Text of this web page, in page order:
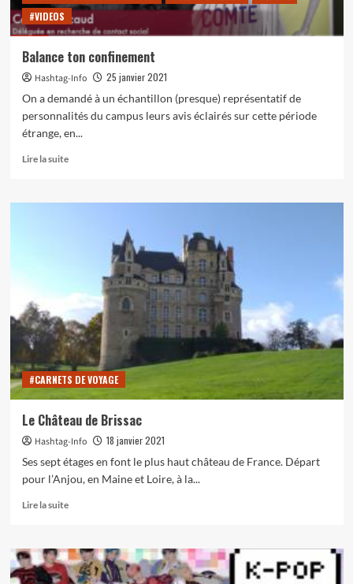
#VIDEOS
Balance ton confinement
Hashtag-Info
25 janvier 2021
On a demandé à un échantillon (presque) représentatif de
personnalités du campus leurs avis éclairés sur cette période
étrange, en...
Lire la suiteEn
sur
confinement
#CARNETS DE VOYAGE
Le Château de Brissac
Hashtag-Info
18 janvier 2021
Ses sept étages en font le plus haut château de France. Départ
pour l’Anjou, en Maine et Loire, à la...
Lire la suiteEn
sur
Le
Château